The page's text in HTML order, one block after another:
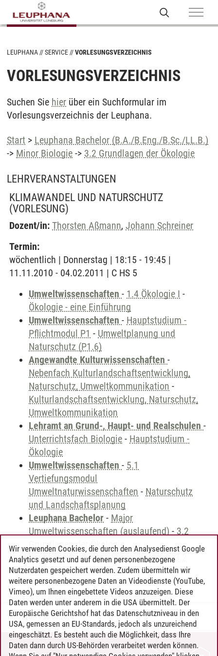
LEUPHANA SERVICE VORLESUNGSVERZEICHNIS
VORLESUNGSVERZEICHNIS
Suchen Sie hier über ein Suchformular im
Vorlesungsverzeichnis der Leuphana.
Start > Leuphana Bachelor (B.A./B.Eng./B.Sc./LL.B.)
-> Minor Biologie -> 3.2 Grundlagen der Ökologie
LEHRVERANSTALTUNGEN
KLIMAWANDEL UND NATURSCHUTZ
(VORLESUNG)
Dozent/in: Thorsten Aßmann, Johann Schreiner
Termin:
wöchentlich | Donnerstag | 18:15 - 19:45 |
11.11.2010 - 04.02.2011 | C HS 5
Umweltwissenschaften - 1.4 Ökologie I -
Ökologie - eine Einführung
Umweltwissenschaften - Hauptstudium -
Pflichtmodul P1 - Umweltplanung und
Naturschutz (P1.6)
Angewandte Kulturwissenschaften -
Nebenfach Kulturlandschaftsentwicklung,
Naturschutz, Umweltkommunikation -
Kulturlandschaftsentwicklung, Naturschutz,
Umweltkommunikation
Lehramt an Grund-, Haupt- und Realschulen -
Unterrichtsfach Biologie - Hauptstudium -
Ökologie
Umweltwissenschaften - 5.1
Vertiefungsmodul
Umweltnaturwissenschaften - Naturschutz
und Landschaftsplanung
Leuphana Bachelor - Major
Umweltwissenschaften (auslaufend) - 3.2
Grundlagen der Ökologie
Leuphana Bachelor-Minor Biologie-3.2
Grundlagen der Ökologie
Timo Leder/30.06.2024
KONTAKT
Wir verwenden Cookies, die durch den Analysedienst Google
Analytics gesetzt und auf denen personenbezogene
Nutzerdaten gespeichert werden. Zudem übermitteln wir
weitere personenbezogene Daten an Videodienste (YouTube,
Vimeo), um Ihnen eingebettete Videos anzuzeigen. Diese
Daten werden unter anderem in die USA übermittelt. Der
Europäische Gerichtshof hat das Datenschutzniveau in den
USA, gemessen an EU-Standards, jedoch als unzureichend
eingeschätzt. Es besteht auch die Möglichkeit, dass Ihre
Daten dann durch US-Behörden verarbeitet werden können.